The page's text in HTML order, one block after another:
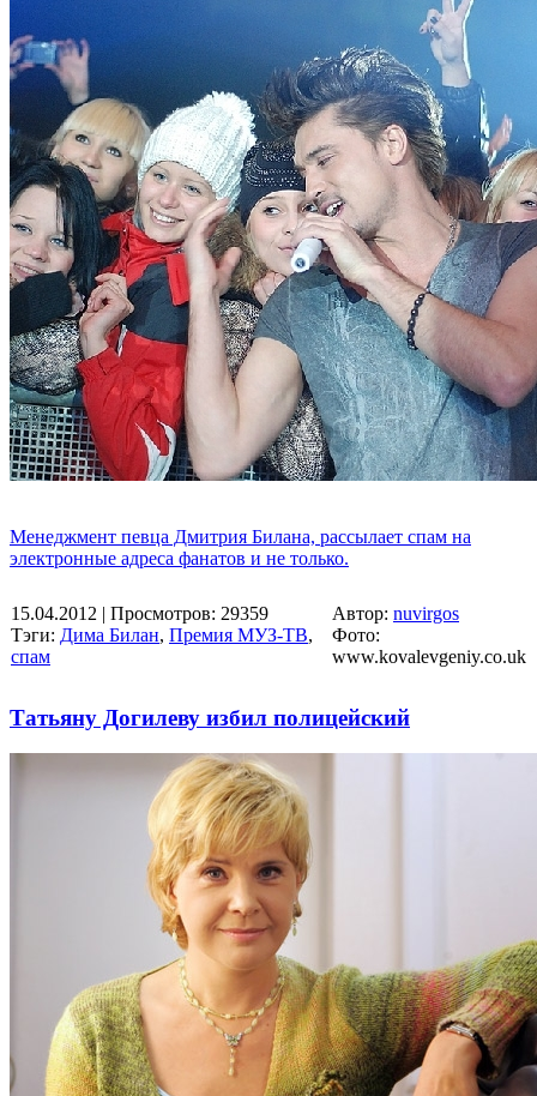
Менеджмент певца Дмитрия Билана, рассылает спам на
электронные адреса фанатов и не только.
15.04.2012 | Просмотров: 29359
Тэги: Дима Билан, Премия МУЗ-ТВ,
спам
Автор: nuvirgos
Фото:
www.kovalevgeniy.co.uk
Татьяну Догилеву избил полицейский